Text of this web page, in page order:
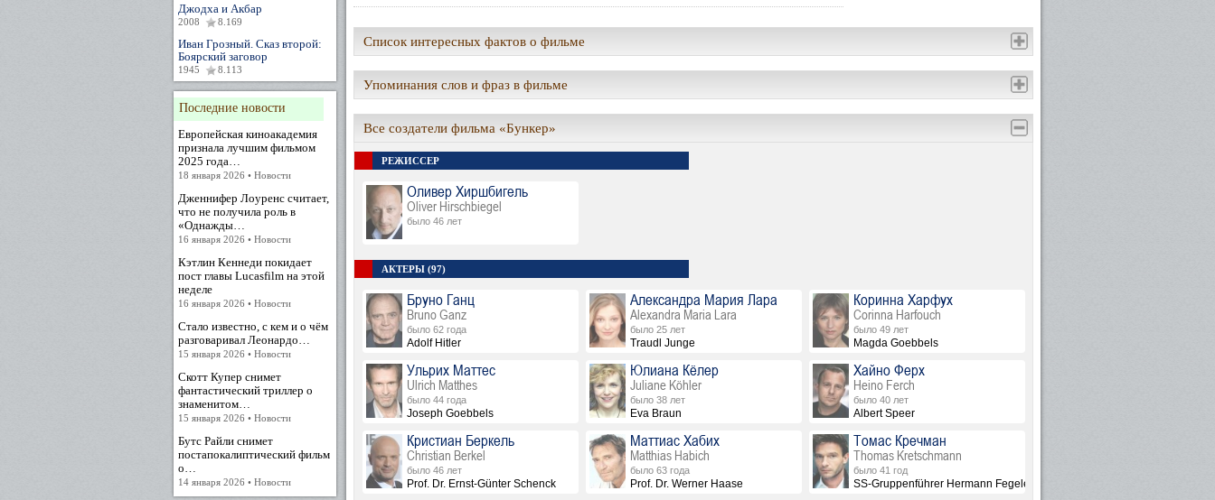
Джодха и Акбар
2008 8.169
Иван Грозный. Сказ второй:
Боярский заговор
1945 8.113
Последние новости
Европейская киноакадемия
признала лучшим фильмом
2025 года…
18 января 2026 • Новости
Дженнифер Лоуренс считает,
что не получила роль в
«Однажды…
16 января 2026 • Новости
Кэтлин Кеннеди покидает
пост главы Lucasfilm на этой
неделе
16 января 2026 • Новости
Стало известно, с кем и о чём
разговаривал Леонардо…
15 января 2026 • Новости
Скотт Купер снимет
фантастический триллер о
знаменитом…
15 января 2026 • Новости
Бутс Райли снимет
постапокалиптический фильм
о…
14 января 2026 • Новости
Список интересных фактов о фильме
Упоминания слов и фраз в фильме
Все создатели фильма «Бункер»
РЕЖИССЕР
Оливер Хиршбигель
Oliver Hirschbiegel
было 46 лет
АКТЕРЫ (97)
Бруно Ганц
Bruno Ganz
было 62 года
Adolf Hitler
Александра Мария Лара
Alexandra Maria Lara
было 25 лет
Traudl Junge
Коринна Харфух
Corinna Harfouch
было 49 лет
Magda Goebbels
Ульрих Маттес
Ulrich Matthes
было 44 года
Joseph Goebbels
Юлиана Кёлер
Juliane Köhler
было 38 лет
Eva Braun
Хайно Ферх
Heino Ferch
было 40 лет
Albert Speer
Кристиан Беркель
Christian Berkel
было 46 лет
Prof. Dr. Ernst-Günter Schenck
Маттиас Хабих
Matthias Habich
было 63 года
Prof. Dr. Werner Haase
Томас Кречман
Thomas Kretschmann
было 41 год
SS-Gruppenführer Hermann Fegelein